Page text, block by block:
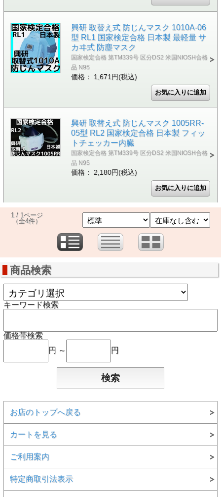
興研 取替え式 防じんマスク 1010A-06
型 RL1 国家検定合格 日本製 最軽量 サ
カヰ式 防塵マスク
国家検定合格 第TM339号 区分DS2 米国NIOSH合格
品 N95
価格： 1,671円(税込)
興研 取替え式 防じんマスク 1005RR-
05型 RL2 国家検定合格 日本製 フィッ
トチェッカー内臓
国家検定合格 第TM339号 区分DS2 米国NIOSH合格
品 N95
価格： 2,180円(税込)
1 / 1ページ
（全4件）
商品検索
キーワード検索
価格帯検索
円 ～
円
お店のトップへ戻る
カートを見る
ご利用案内
特定商取引法表示